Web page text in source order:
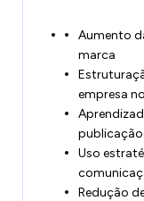
Aumento
marca
empresa
publicação
Uso
Redução